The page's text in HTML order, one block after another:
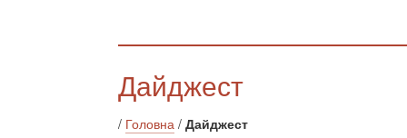
Дайджест
/ Головна / Дайджест